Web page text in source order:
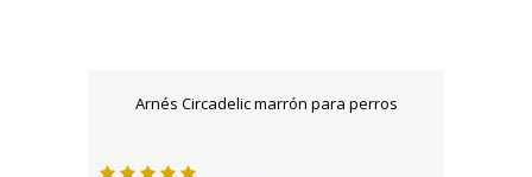
Arnés Circadelic marrón para perros